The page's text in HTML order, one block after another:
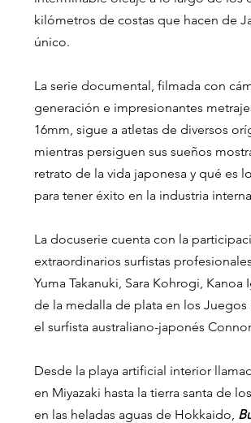
kilómetros de costas que hacen de
único.
La serie documental, filmada con
generación e impresionantes
16mm, sigue a atletas de diversos
mientras persiguen sus sueños
retrato de la vida japonesa y qué es
para tener éxito en la industria
La docuserie cuenta con la
extraordinarios surfistas
Yuma Takanuki, Sara Kohrogi, Kanoa
de la medalla de plata en los Juegos
el surfista australiano-japonés Connor
Desde la playa artificial interior
en Miyazaki hasta la tierra santa de
en las heladas aguas de Hokkaido,